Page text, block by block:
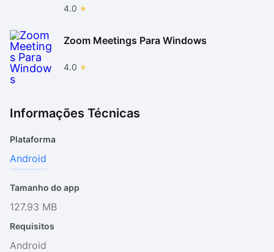
4.0
Zoom Meetings Para Windows
4.0
Informações Técnicas
Plataforma
Android
Tamanho do app
127.93 MB
Requisitos
Android